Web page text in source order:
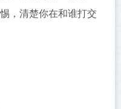
，清楚你在和谁打交